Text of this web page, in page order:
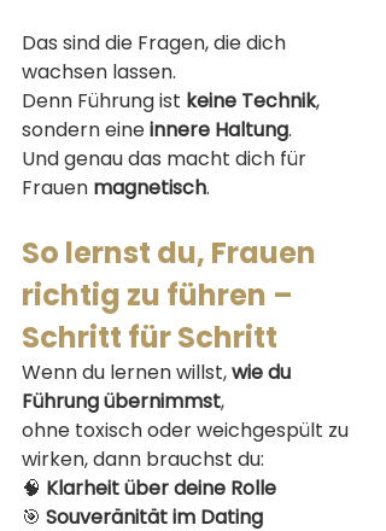
Das sind die Fragen, die dich
wachsen lassen.
Denn Führung ist keine Technik,
sondern eine innere Haltung.
Und genau das macht dich für
Frauen magnetisch.
So lernst du, Frauen
richtig zu führen –
Schritt für Schritt
Wenn du lernen willst, wie du
Führung übernimmst,
ohne toxisch oder weichgespült zu
wirken, dann brauchst du:
🧠 Klarheit über deine Rolle
🎯 Souveränität im Dating